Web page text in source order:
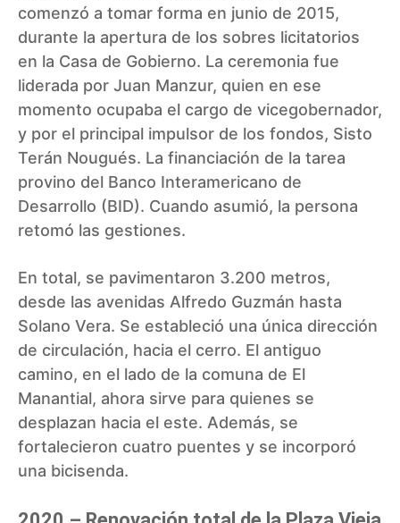
comenzó a tomar forma en junio de 2015,
durante la apertura de los sobres licitatorios
en la Casa de Gobierno. La ceremonia fue
liderada por Juan Manzur, quien en ese
momento ocupaba el cargo de vicegobernador,
y por el principal impulsor de los fondos, Sisto
Terán Nougués. La financiación de la tarea
provino del Banco Interamericano de
Desarrollo (BID). Cuando asumió, la persona
retomó las gestiones.
En total, se pavimentaron 3.200 metros,
desde las avenidas Alfredo Guzmán hasta
Solano Vera. Se estableció una única dirección
de circulación, hacia el cerro. El antiguo
camino, en el lado de la comuna de El
Manantial, ahora sirve para quienes se
desplazan hacia el este. Además, se
fortalecieron cuatro puentes y se incorporó
una bicisenda.